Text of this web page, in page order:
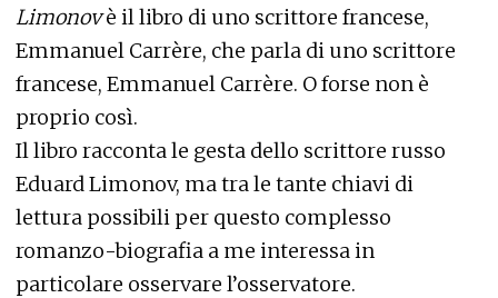
Limonovè il libro di uno scrittore francese,
Emmanuel Carrère, che parla di uno scrittore
francese, Emmanuel Carrère. O forse non è
proprio così.
Il libro racconta le gesta dello scrittore russo
Eduard Limonov, ma tra le tante chiavi di
lettura possibili per questo complesso
romanzo-biografia a me interessa in
particolare osservare l’osservatore.